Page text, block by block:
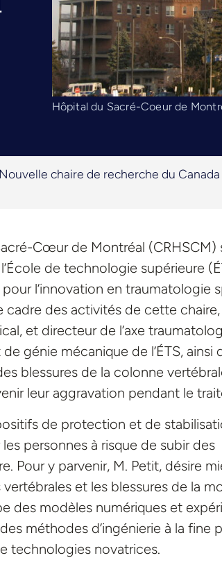
Hôpital du Sacré-Coeur de
Nouvelle chaire de recherche du
Cœur de Montréal (CRHSCM)
de technologie supérieure
l’innovation en traumatologie
des activités de cette
et directeur de l’axe
génie mécanique de l’ÉTS, ainsi
blessures de la colonne
leur aggravation pendant le
de protection et de
personnes à risque de subir des
Pour y parvenir, M. Petit, désire
et les blessures de la
des modèles numériques et
méthodes d’ingénierie à la fine
technologies novatrices.